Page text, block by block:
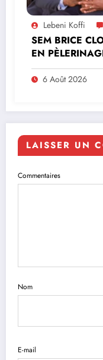
Lebeni Koffi
SEM BRICE
EN
MINISTRE
PREND PART À
6 Août 2026
LAISSER UN
Commentaires
Nom
E-mail